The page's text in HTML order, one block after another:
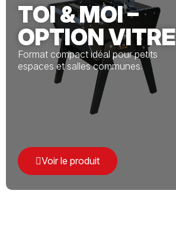
TOI & MOI –
OPTION VITRE
Format compact idéal pour petits
espaces et salles communes.
Voir le produit